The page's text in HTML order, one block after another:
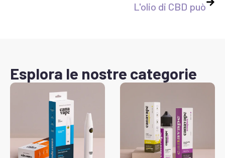
L'olio di CBD può
Esplora le nostre categorie